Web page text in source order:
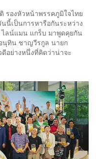
รองหัวหน้าพรรคภูมิใจไทย
นี้เป็นการหารือกันระหว่าง
ลน์แมน แกร็บ มาพูดคุยกัน
นุทิน ชาญวีรกูล นายก
อย่างหนึ่งที่คิดว่าน่าจะ